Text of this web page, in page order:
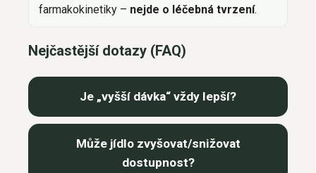
farmakokinetiky – nejde o léčebná tvrzení.
Nejčastější dotazy (FAQ)
Je „vyšší dávka“ vždy lepší?
Může jídlo zvyšovat/snižovat
dostupnost?